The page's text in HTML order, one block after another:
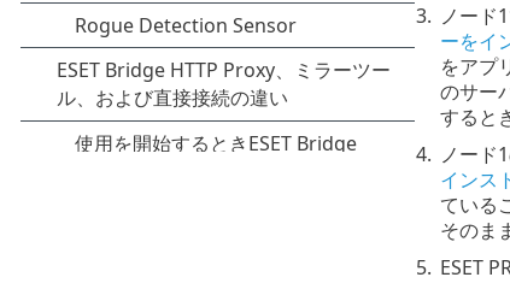
3. ノード
ーをイ
をアプ
のサー
すると
4. ノード
インス
ている
そのま
5. ESET